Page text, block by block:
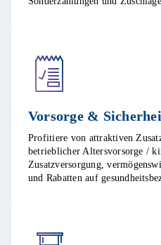
Vorsorge &
Profitiere von attraktiven
betrieblicher Altersvorsorge /
Zusatzversorgung,
und Rabatten auf